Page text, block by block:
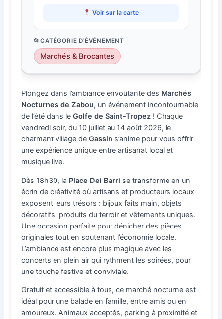
Voir sur la carte
CATÉGORIE D'ÉVÉNEMENT
Marchés & Brocantes
Plongez dans l’ambiance envoûtante des Marchés
Nocturnes de Zabou, un événement incontournable
de l’été dans leGolfe de Saint-Tropez ! Chaque
vendredi soir, du 10 juillet au 14 août 2026, le
charmant village deGassin s’anime pour vous offrir
une expérience unique entre artisanat local et
musique live.
Dès 18h30, la Place Dei Barri se transforme en un
écrin de créativité où artisans et producteurs locaux
exposent leurs trésors : bijoux faits main, objets
décoratifs, produits du terroir et vêtements uniques.
Une occasion parfaite pour dénicher des pièces
originales tout en soutenant l’économie locale.
L’ambiance est encore plus magique avec les
concerts en plein air qui rythment les soirées, pour
une touche festive et conviviale.
Gratuit et accessible à tous, ce marché nocturne est
idéal pour une balade en famille, entre amis ou en
amoureux. Animaux acceptés, parking à proximité et